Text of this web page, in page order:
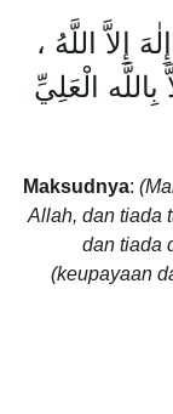
إِلاَّ اللَّهُ ،
بِاللَّه الْعَلِيِّ
Maksudnya:
Allah, dan tiada
dan tiada
(keupayaan